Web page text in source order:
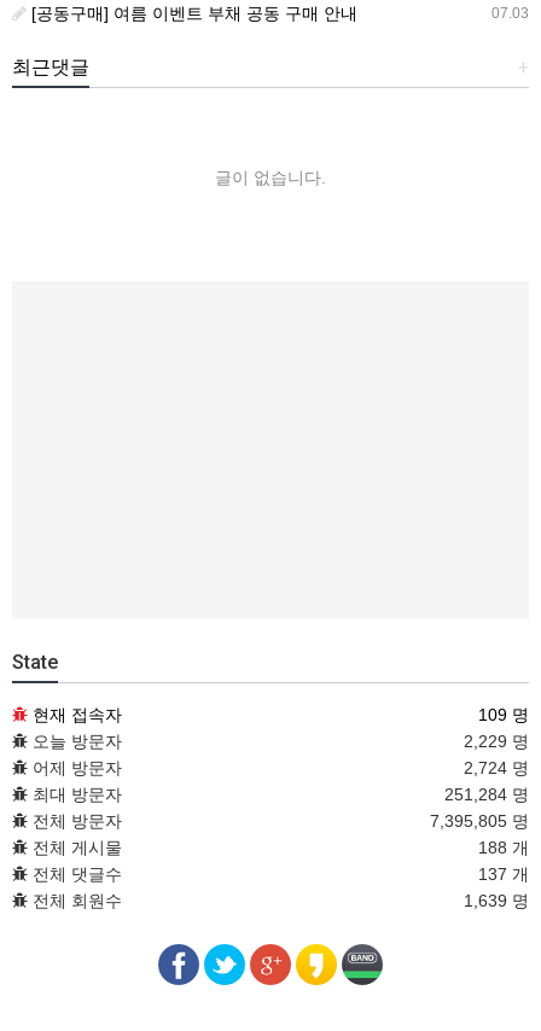
07.03
[공동구매] 여름 이벤트 부채 공동 구매 안내
+
최근댓글
글이 없습니다.
State
현재 접속자
109 명
오늘 방문자
2,229 명
어제 방문자
2,724 명
최대 방문자
251,284 명
전체 방문자
7,395,805 명
전체 게시물
188 개
전체 댓글수
137 개
전체 회원수
1,639 명